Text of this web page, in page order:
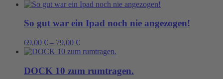
So gut war ein Ipad noch nie angezogen!
69,00 € – 79,00 €
DOCK 10 zum rumtragen.